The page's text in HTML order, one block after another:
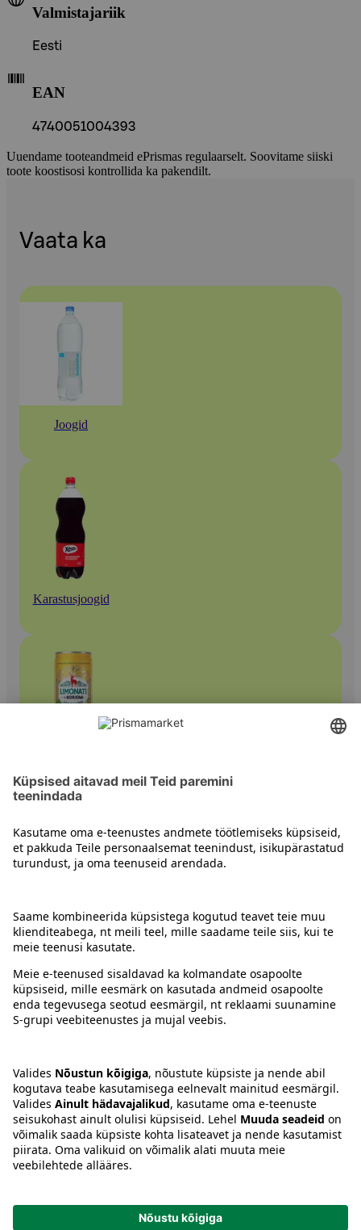
Valmistajariik
Eesti
EAN
4740051004393
Uuendame tooteandmeid ePrismas regulaarselt. Soovitame siiski
toote koostisosi kontrollida ka pakendilt.
Vaata ka
Joogid
Karastusjoogid
Muud karastusjoogid
Juhised
Tingimused
Keel:ETENRU